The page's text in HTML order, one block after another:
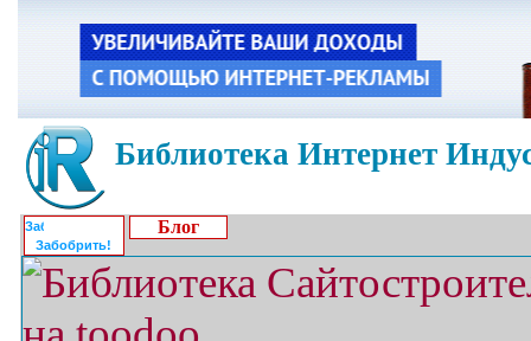
Библиотека Интернет
Забобрить!
Блог